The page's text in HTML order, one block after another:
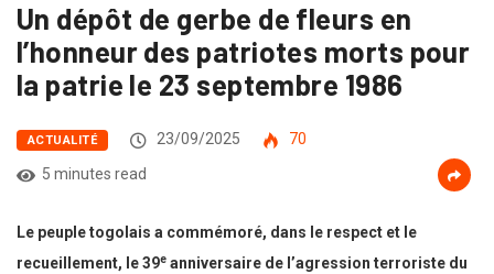
Un dépôt de gerbe de fleurs en
l’honneur des patriotes morts pour
la patrie le 23 septembre 1986
ACTUALITÉ 23/09/2025
70
5 minutes read
Le peuple togolais a commémoré, dans le respect et le
recueillement, le 39e anniversaire de l’agression terroriste du